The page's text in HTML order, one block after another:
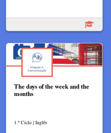
The days of the week and the
months
1.º Ciclo | Inglês